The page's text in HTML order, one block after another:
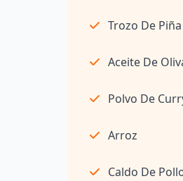
Trozo De Piña
Aceite De
Polvo De
Arroz
Caldo De